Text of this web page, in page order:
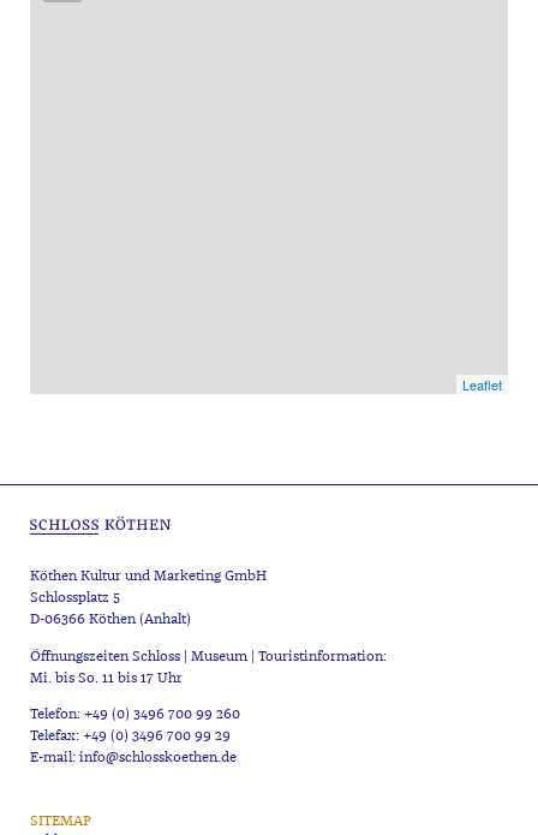
Leaflet
Köthen Kultur und Marketing GmbH
Schlossplatz 5
D-06366 Köthen (Anhalt)
Öffnungszeiten Schloss | Museum | Touristinformation:
Mi. bis So. 11 bis 17 Uhr
Telefon: +49 (0) 3496 700 99 260
Telefax: +49 (0) 3496 700 99 29
E-mail: info@schlosskoethen.de
SITEMAP